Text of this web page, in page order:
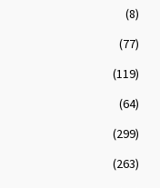
(8)
(77)
(119)
(64)
(299)
(263)